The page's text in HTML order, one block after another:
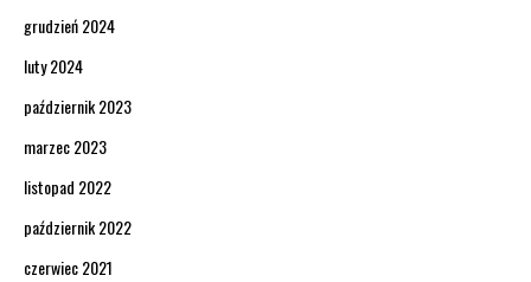
grudzień 2024
luty 2024
październik 2023
marzec 2023
listopad 2022
październik 2022
czerwiec 2021